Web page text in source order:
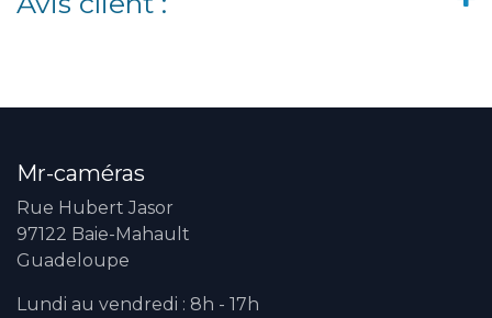
Mr-caméras
Rue Hubert Jasor
97122 Baie-Mahault
Guadeloupe
Lundi au vendredi : 8h - 17h